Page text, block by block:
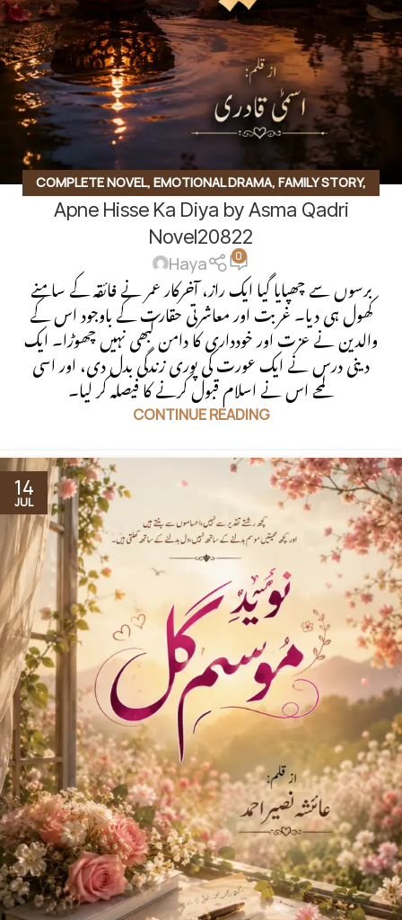
COMPLETE NOVEL, EMOTIONAL DRAMA, FAMILY STORY,
PAKISTANI URDU NOVEL,SOCIAL ROMANTIC NOVEL
Apne Hisse Ka Diya by Asma Qadri
Novel20822
Haya 0
برسوں سے چھپایا گیا ایک راز، آخرکار عمر نے فائقہ کے سامنے
کھول ہی دیا۔ غربت اور معاشرتی حقارت کے باوجود اس کے
والدین نے عزت اور خودداری کا دامن کبھی نہیں چھوڑا۔ ایک
دینی درس نے ایک عورت کی پوری زندگی بدل دی، اور اسی
لمحے اس نے اسلام قبول کرنے کا فیصلہ کر لیا۔
CONTINUE READING
14
JUL